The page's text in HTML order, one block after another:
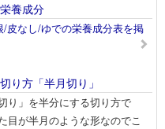
養成分
皮なし/ゆでの栄養成分表を掲
方「半月切り」
り」を半分にする切り方で
目が半月のような形なのでこ